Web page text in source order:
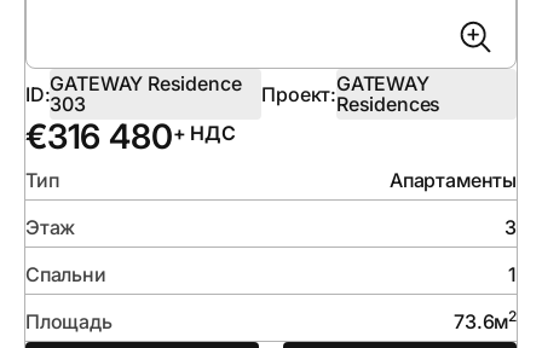
ID:GATEWAY Residence
303
Проект:GATEWAY
Residences
€316 480+ НДС
Тип
Апартаменты
Этаж
3
Спальни
1
Площадь
73.6м2